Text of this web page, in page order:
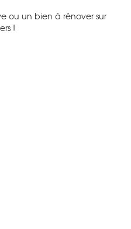
ou un bien à rénover sur
!